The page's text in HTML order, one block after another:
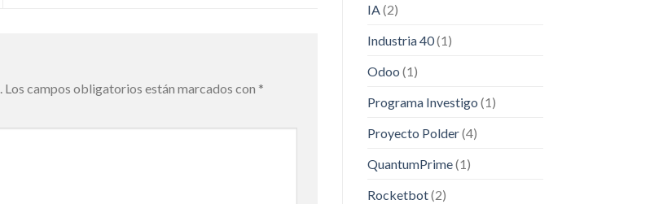
Los campos obligatorios están marcados con *
IA (2)
Industria 40(1)
Odoo (1)
Programa Investigo (1)
Proyecto Polder(4)
QuantumPrime(1)
Rocketbot(2)